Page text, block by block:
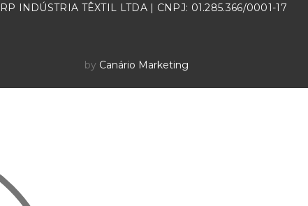
INDÚSTRIA TÊXTIL LTDA | CNPJ: 01.285.366/0001-17
by Canário Marketing